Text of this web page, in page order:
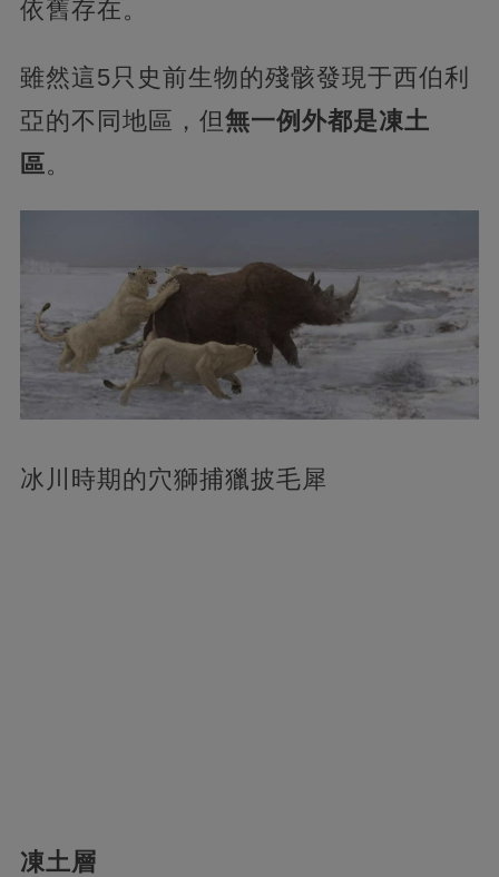
依舊存在。
雖然這5只史前生物的殘骸發現于西伯利
亞的不同地區，但無一例外都是凍土
區。
冰川時期的穴獅捕獵披毛犀
凍土層